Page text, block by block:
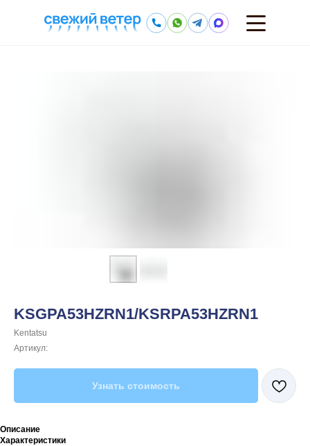
KSGPA53HZRN1/KSRPA53HZRN1
Kentatsu
Артикул:
Узнать стоимость
Описание
Характеристики